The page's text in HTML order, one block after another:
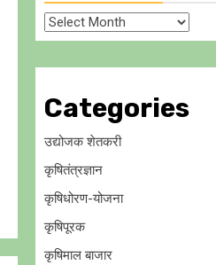
Archives
Categories
उद्योजक शेतकरी
कृषितंत्रज्ञान
कृषिधोरण-योजना
कृषिपूरक
कृषिमाल बाजार